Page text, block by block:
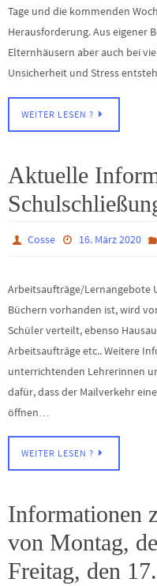
Tage und die kommenden
Herausforderung. Aus eigener
Elternhäusern aber auch bei
Unsicherheit und Stress
WEITER LESEN ?
Aktuelle
Cosse 16. März 2020
Arbeitsaufträge/Lernangebote
Büchern vorhanden ist, wird
Schüler verteilt, ebenso
Arbeitsaufträge etc.. Weitere
unterrichtenden Lehrerinnen
dafür, dass der Mailverkehr
öffnen…
WEITER LESEN ?
Informationen
von Montag,
Freitag, den